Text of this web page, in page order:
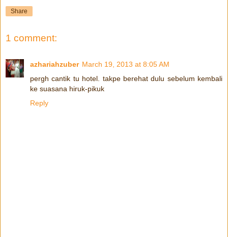
Share
1 comment:
azhariahzuber March 19, 2013 at 8:05 AM
pergh cantik tu hotel. takpe berehat dulu sebelum kembali
ke suasana hiruk-pikuk
Reply